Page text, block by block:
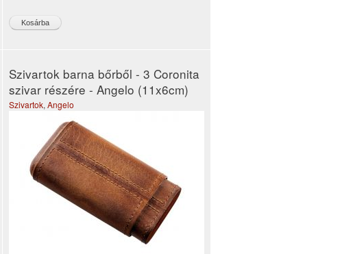
Szivartok barna bőrből - 3 Coronita
szivar részére - Angelo (11x6cm)
Szivartok, Angelo